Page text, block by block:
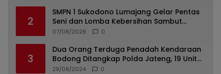
2
SMPN 1 Sukodono Lumajang Gelar Pentas
Seni dan Lomba Kebersihan Sambut
Semangat Kemerdekaan
07/08/2026 0
3
Dua Orang Terduga Penadah Kendaraan
Bodong Ditangkap Polda Jateng, 19 Unit
Roda Empat Diamankan
29/08/2024 0